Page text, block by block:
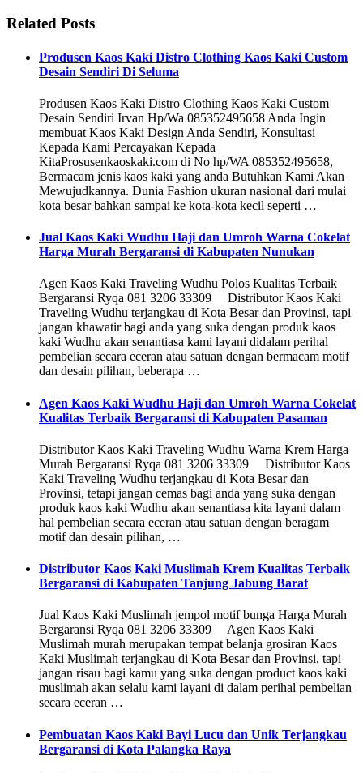
Related Posts
Produsen Kaos Kaki Distro Clothing Kaos Kaki Custom
Desain Sendiri Di Seluma
Produsen Kaos Kaki Distro Clothing Kaos Kaki Custom
Desain Sendiri Irvan Hp/Wa 085352495658 Anda Ingin
membuat Kaos Kaki Design Anda Sendiri, Konsultasi
Kepada Kami Percayakan Kepada
KitaProsusenkaoskaki.com di No hp/WA 085352495658,
Bermacam jenis kaos kaki yang anda Butuhkan Kami Akan
Mewujudkannya. Dunia Fashion ukuran nasional dari mulai
kota besar bahkan sampai ke kota-kota kecil seperti …
Jual Kaos Kaki Wudhu Haji dan Umroh Warna Cokelat
Harga Murah Bergaransi di Kabupaten Nunukan
Agen Kaos Kaki Traveling Wudhu Polos Kualitas Terbaik
Bergaransi Ryqa 081 3206 33309 Distributor Kaos Kaki
Traveling Wudhu terjangkau di Kota Besar dan Provinsi, tapi
jangan khawatir bagi anda yang suka dengan produk kaos
kaki Wudhu akan senantiasa kami layani didalam perihal
pembelian secara eceran atau satuan dengan bermacam motif
dan desain pilihan, beberapa …
Agen Kaos Kaki Wudhu Haji dan Umroh Warna Cokelat
Kualitas Terbaik Bergaransi di Kabupaten Pasaman
Distributor Kaos Kaki Traveling Wudhu Warna Krem Harga
Murah Bergaransi Ryqa 081 3206 33309 Distributor Kaos
Kaki Traveling Wudhu terjangkau di Kota Besar dan
Provinsi, tetapi jangan cemas bagi anda yang suka dengan
produk kaos kaki Wudhu akan senantiasa kita layani dalam
hal pembelian secara eceran atau satuan dengan beragam
motif dan desain pilihan, …
Distributor Kaos Kaki Muslimah Krem Kualitas Terbaik
Bergaransi di Kabupaten Tanjung Jabung Barat
Jual Kaos Kaki Muslimah jempol motif bunga Harga Murah
Bergaransi Ryqa 081 3206 33309 Agen Kaos Kaki
Muslimah murah merupakan tempat belanja grosiran Kaos
Kaki Muslimah terjangkau di Kota Besar dan Provinsi, tapi
jangan risau bagi kamu yang suka dengan product kaos kaki
muslimah akan selalu kami layani di dalam perihal pembelian
secara eceran …
Pembuatan Kaos Kaki Bayi Lucu dan Unik Terjangkau
Bergaransi di Kota Palangka Raya